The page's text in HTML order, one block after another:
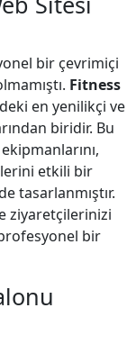
bir çevrimiçi
Fitness
en yenilikçi ve
biridir. Bu
etkili bir
tasarlanmıştır.
ziyaretçilerinizi
bir